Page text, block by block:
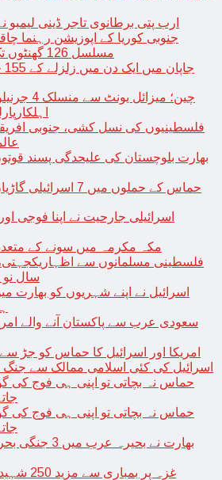
ارب پتی برطانوی تاجر ڈینی لیمبو
جنوبی کوریا کے اپوزیشن رہنما
مسلسل 126 گھنٹوں تک گانے والی خاتون
فلسطینیوں کی نسل کشی، جنوبی
بھارت بلوچستان کی علیحدگی پسند
اسرائیلی جارحیت نے اپنا فوجی
مکہ مکرمہ میں سونے کے
فلسطینی مسلمانوں سے
سال
اسرائیل نے اپنے شہریوں کو بھارت
سعودی عرب سے پاکستان آنے والے
امریکا اور اسرائیل کا حماس کو جڑ
اسرائیل کی کئی اسلامی ممالک سے
حماس نہ بچاتی تو اپنی ہی فوج کی
حماس نہ بچاتی تو اپنی ہی فوج کی
بھارت نے بحیرہ
غزہ پر